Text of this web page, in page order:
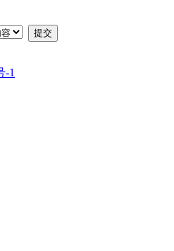
提交
-1